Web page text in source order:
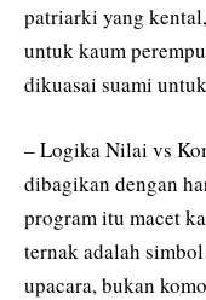
patriarki yang
untuk kaum
dikuasai suami
– Logika Nilai vs
dibagikan dengan
program itu macet
ternak adalah
upacara, bukan